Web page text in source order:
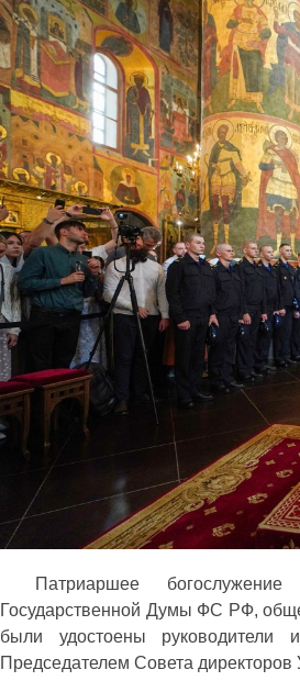
Патриаршее
Государственной Думы ФС РФ,
были удостоены
Председателем Совета